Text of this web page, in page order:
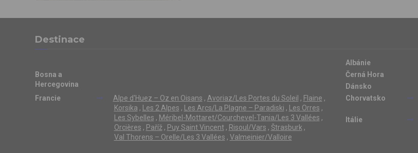
Destinace
Albánie
Bosna a
Hercegovina
Černá Hora
Dánsko
Francie
Alpe d'Huez – Oz en Oisans , Avoriaz/Les Portes du Soleil , Flaine ,
Korsika , Les 2 Alpes , Les Arcs/La Plagne – Paradiski , Les Orres ,
Les Sybelles , Méribel-Mottaret/Courchevel-Tania/Les 3 Vallées ,
Orcières , Paříž, Puy Saint Vincent, Risoul/Vars , Štrasburk,
Val Thorens – Orelle/Les 3 Vallées , Valmeinier/Valloire
Chorvatsko
Itálie